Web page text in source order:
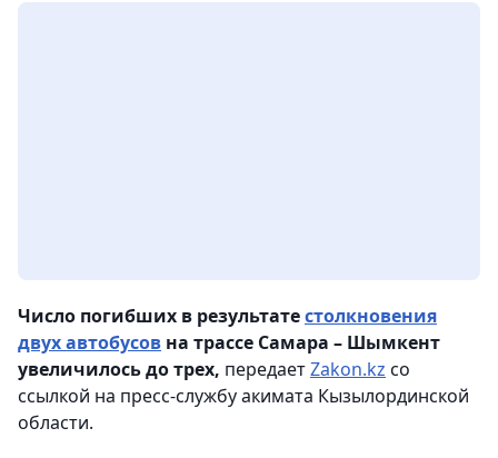
Число погибших в результатестолкновения
двух автобусов на трассе Самара – Шымкент
увеличилось до трех, передаетZakon.kz со
ссылкой на пресс-службу акимата Кызылординской
области.